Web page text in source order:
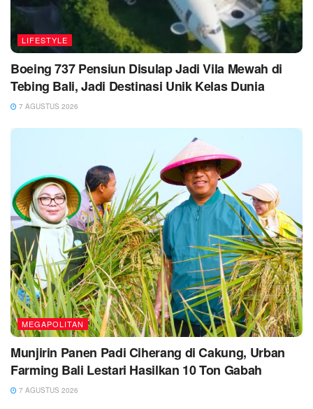
LIFESTYLE
Boeing 737 Pensiun Disulap Jadi Vila Mewah di
Tebing Bali, Jadi Destinasi Unik Kelas Dunia
7 AGUSTUS 2026
MEGAPOLITAN
Munjirin Panen Padi Ciherang di Cakung, Urban
Farming Bali Lestari Hasilkan 10 Ton Gabah
7 AGUSTUS 2026